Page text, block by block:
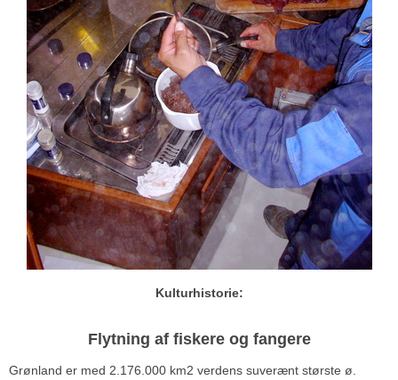
Kulturhistorie:
Flytning af fiskere og fangere
Grønland er med 2.176.000 km2 verdens suverænt største ø.